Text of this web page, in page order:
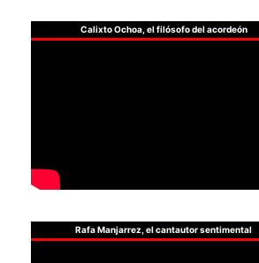
Calixto Ochoa, el filósofo del acordeón
Rafa Manjarrez, el cantautor sentimental